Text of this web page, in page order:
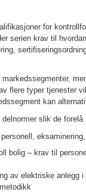
for
serien krav til
flere typer tjenester
kan
delnormer slik de
bolig – krav til
av elektriske anlegg